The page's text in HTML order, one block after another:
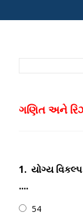
ગણિત અને
1. યોગ્ય
....
54